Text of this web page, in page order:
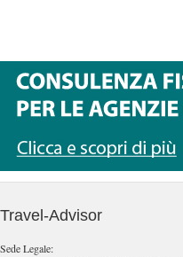
Travel-Advisor
Sede Legale: